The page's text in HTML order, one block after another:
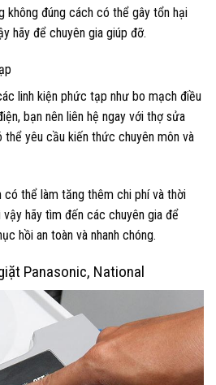
không đúng cách có thể gây tổn hại
hãy để chuyên gia giúp đỡ.
linh kiện phức tạp như bo mạch điều
bạn nên liên hệ ngay với thợ sửa
thể yêu cầu kiến thức chuyên môn và
có thể làm tăng thêm chi phí và thời
hãy tìm đến các chuyên gia để
hồi an toàn và nhanh chóng.
Panasonic, National